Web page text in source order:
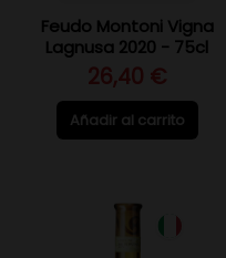
Feudo Montoni Vigna
Lagnusa 2020 - 75cl
26,40 €
Añadir al carrito